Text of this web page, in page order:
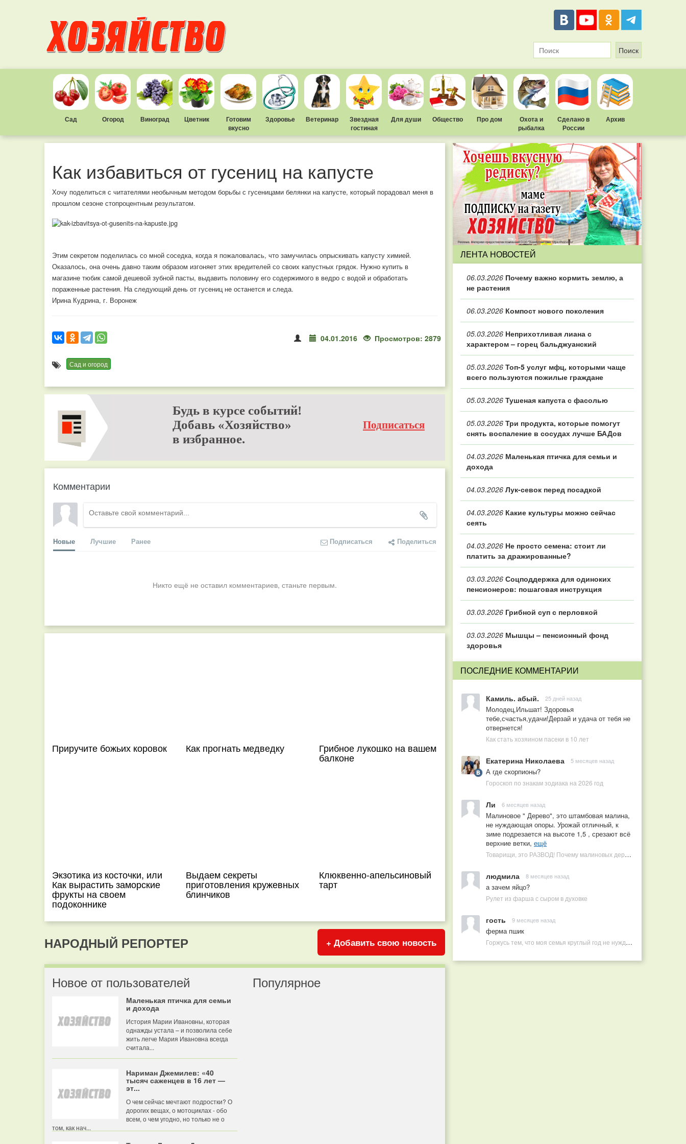
Сад Огород Виноград Цветник
Готовим
вкусно
Здоровье Ветеринар
Звездная
гостиная
Для души Общество Про дом
Охота и
рыбалка
Сделано в
России
Архив
Как избавиться от гусениц на капусте
Хочу поделиться с читателями необычным методом борьбы с гусеницами белянки на капусте, который порадовал меня в
прошлом сезоне стопроцентным результатом.
Этим секретом поделилась со мной соседка, когда я пожаловалась, что замучилась опрыскивать капусту химией.
Оказалось, она очень давно таким образом изгоняет этих вредителей со своих капустных грядок. Нужно купить в
магазине тюбик самой дешевой зубной пасты, выдавить половину его содержимого в ведро с водой и обработать
пораженные растения. На следующий день от гусениц не останется и следа.
Ирина Кудрина, г. Воронеж
04.01.2016 Просмотров: 2879
Сад и огород
Будь в курсе событий!
Добавь «Хозяйство»
в избранное.
Подписаться
Комментарии
Новые Лучшие Ранее Подписаться Поделиться
Никто ещё не оставил комментариев, станьте первым.
Приручите божьих коровок Как прогнать медведку Грибное лукошко на вашем
балконе
Экзотика из косточки, или
Как вырастить заморские
фрукты на своем
подоконнике
Выдаем секреты
приготовления кружевных
блинчиков
Клюквенно-апельсиновый
тарт
НАРОДНЫЙ РЕПОРТЕР + Добавить свою новость
Новое от пользователей
Маленькая птичка для семьи
и дохода
История Марии Ивановны, которая
однажды устала – и позволила себе
жить легче Мария Ивановна всегда
считала...
Нариман Джемилев: «40
тысяч саженцев в 16 лет —
эт...
О чем сейчас мечтают подростки? О
дорогих вещах, о мотоциклах - обо
всем, о чем угодно, но только не о
том, как нач...
Популярное
ЛЕНТА НОВОСТЕЙ
06.03.2026 Почему важно кормить землю, а
не растения
06.03.2026 Компост нового поколения
05.03.2026 Неприхотливая лиана с
характером – горец бальджуанский
05.03.2026 Топ‑5 услуг мфц, которыми чаще
всего пользуются пожилые граждане
05.03.2026 Тушеная капуста с фасолью
05.03.2026 Три продукта, которые помогут
снять воспаление в сосудах лучше БАДов
04.03.2026 Маленькая птичка для семьи и
дохода
04.03.2026 Лук-севок перед посадкой
04.03.2026 Какие культуры можно сейчас
сеять
04.03.2026 Не просто семена: стоит ли
платить за дражированные?
03.03.2026 Соцподдержка для одиноких
пенсионеров: пошаговая инструкция
03.03.2026 Грибной суп с перловкой
03.03.2026 Мышцы – пенсионный фонд
здоровья
ПОСЛЕДНИЕ КОММЕНТАРИИ
Камиль. абый. 25 дней назад
Молодец,Ильшат! Здоровья
тебе,счастья,удачи!Дерзай и удача от тебя не
отвернется!
Как стать хозяином пасеки в 10 лет
Екатерина Николаева 5 месяцев назад
А где скорпионы?
Гороскоп по знакам зодиака на 2026 год
Ли 6 месяцев назад
Малиновое " Дерево", это штамбовая малина,
не нуждающая опоры. Урожай отличный, к
зиме подрезается на высоте 1,5 , срезают всё
верхние ветки, ещё
Товарищи, это РАЗВОД! Почему малиновых деревьев не бывает, или Как ушлые продавцы наживаются на мечтах садоводов
людмила 8 месяцев назад
а зачем яйцо?
Рулет из фарша с сыром в духовке
гость 9 месяцев назад
ферма пшик
Горжусь тем, что моя семья круглый год не нуждается в покупных витаминах